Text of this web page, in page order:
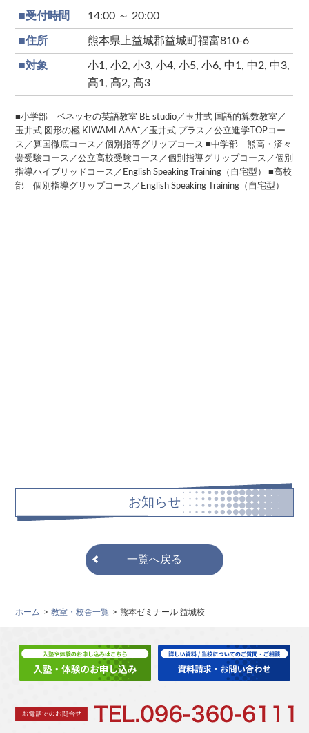
■受付時間 14:00 ～ 20:00
■住所 熊本県上益城郡益城町福富810-6
■対象
小1, 小2, 小3, 小4, 小5, 小6, 中1, 中2, 中3,
高1, 高2, 高3
■小学部 ベネッセの英語教室 BE studio／玉井式 国語的算数教室／
玉井式 図形の極 KIWAMI AAA⁺／玉井式 プラス／公立進学TOPコー
ス／算国徹底コース／個別指導グリップコース ■中学部 熊高・済々
黌受験コース／公立高校受験コース／個別指導グリップコース／個別
指導ハイブリッドコース／English Speaking Training（自宅型） ■高校
部 個別指導グリップコース／English Speaking Training（自宅型）
お知らせ
一覧へ戻る
ホーム 教室・校舎一覧 熊本ゼミナール 益城校